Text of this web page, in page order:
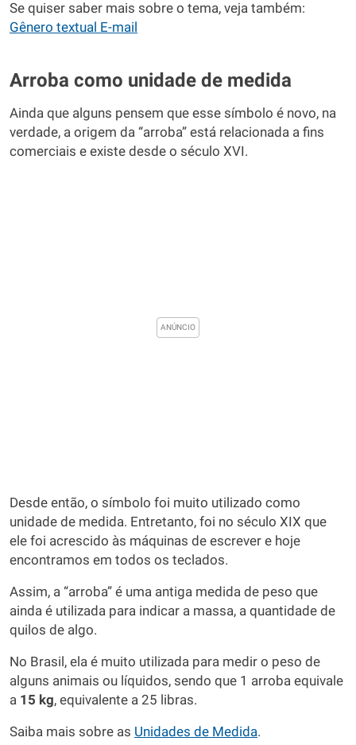
Se quiser saber mais sobre o tema, veja também:
Gênero textual E-mail
Arroba como unidade de medida
Ainda que alguns pensem que esse símbolo é novo, na
verdade, a origem da “arroba” está relacionada a fins
comerciais e existe desde o século XVI.
Desde então, o símbolo foi muito utilizado como
unidade de medida. Entretanto, foi no século XIX que
ele foi acrescido às máquinas de escrever e hoje
encontramos em todos os teclados.
Assim, a “arroba” é uma antiga medida de peso que
ainda é utilizada para indicar a massa, a quantidade de
quilos de algo.
No Brasil, ela é muito utilizada para medir o peso de
alguns animais ou líquidos, sendo que 1 arroba equivale
a 15 kg, equivalente a 25 libras.
Saiba mais sobre as Unidades de Medida.